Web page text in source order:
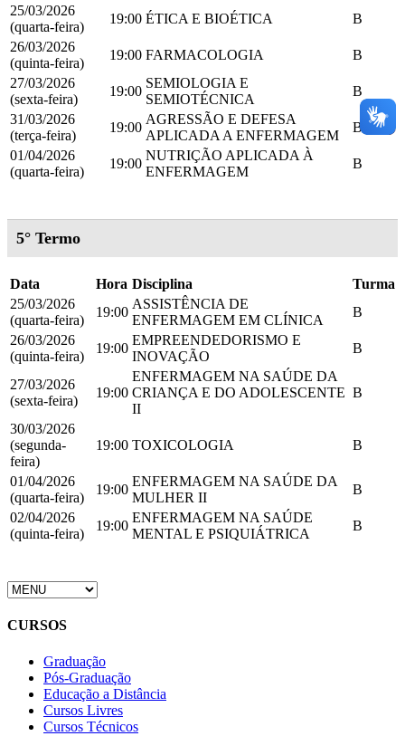
25/03/2026
(quarta-feira)
19:00 ÉTICA E BIOÉTICA
B
26/03/2026
(quinta-feira)
19:00 FARMACOLOGIA
B
27/03/2026
(sexta-feira)
19:00
SEMIOLOGIA E
SEMIOTÉCNICA
B
31/03/2026
(terça-feira)
19:00
AGRESSÃO E DEFESA
APLICADA A ENFERMAGEM
B
01/04/2026
(quarta-feira)
19:00
NUTRIÇÃO APLICADA À
ENFERMAGEM
B
5° Termo
Data Hora Disciplina
Turma
25/03/2026
(quarta-feira)
19:00
ASSISTÊNCIA DE
ENFERMAGEM EM CLÍNICA
B
26/03/2026
(quinta-feira)
19:00
EMPREENDEDORISMO E
INOVAÇÃO
B
27/03/2026
(sexta-feira)
19:00
ENFERMAGEM NA SAÚDE DA
CRIANÇA E DO ADOLESCENTE
II
B
30/03/2026
(segunda-
feira)
19:00 TOXICOLOGIA B
01/04/2026
(quarta-feira)
19:00
ENFERMAGEM NA SAÚDE DA
MULHER II
B
02/04/2026
(quinta-feira)
19:00
ENFERMAGEM NA SAÚDE
MENTAL E PSIQUIÁTRICA
B
CURSOS
Graduação
Pós-Graduação
Educação a Distância
Cursos Livres
Cursos Técnicos